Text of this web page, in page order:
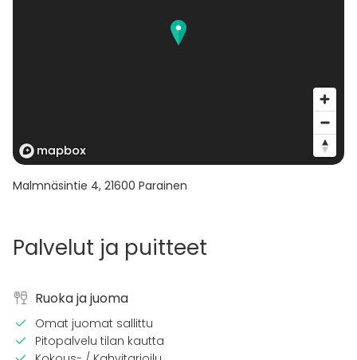
Malmnäsintie 4, 21600 Parainen
Palvelut ja puitteet
Ruoka ja juoma
Omat juomat sallittu
Pitopalvelu tilan kautta